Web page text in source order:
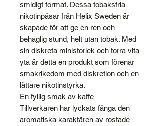
smidigt format. Dessa tobaksfria
nikotinpåsar från Helix Sweden är
skapade för att ge en ren och
behaglig stund, helt utan tobak. Med
sin diskreta ministorlek och torra vita
yta är detta en produkt som förenar
smakrikedom med diskretion och en
lättare nikotinstyrka.
En fyllig smak av kaffe
Tillverkaren har lyckats fånga den
aromatiska karaktären av rostade